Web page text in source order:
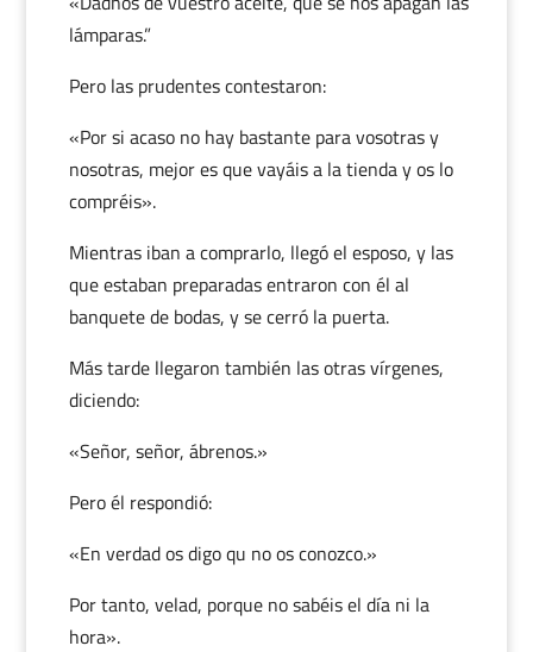
lámparas.”
Pero las prudentes contestaron:
«Por si acaso no hay bastante para vosotras y
nosotras, mejor es que vayáis a la tienda y os lo
compréis».
Mientras iban a comprarlo, llegó el esposo, y las
que estaban preparadas entraron con él al
banquete de bodas, y se cerró la puerta.
Más tarde llegaron también las otras vírgenes,
diciendo:
«Señor, señor, ábrenos.»
Pero él respondió:
«En verdad os digo qu no os conozco.»
Por tanto, velad, porque no sabéis el día ni la
hora».